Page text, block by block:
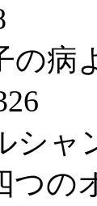
病
シャ
つの